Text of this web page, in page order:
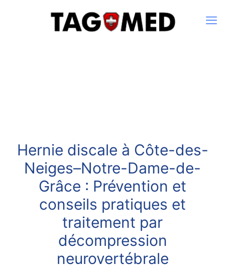
Hernie discale à Côte-des-
Neiges–Notre-Dame-de-
Grâce : Prévention et
conseils pratiques et
traitement par
décompression
neurovertébrale